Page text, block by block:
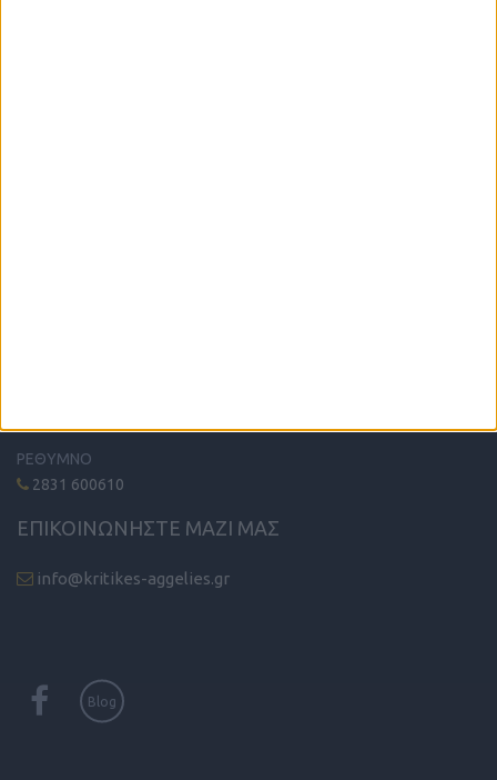
2821 200210
ΡΕΘΥΜΝΟ
2831 600610
ΕΠΙΚΟΙΝΩΝΗΣΤΕ ΜΑΖΙ ΜΑΣ
info@kritikes-aggelies.gr
Blog